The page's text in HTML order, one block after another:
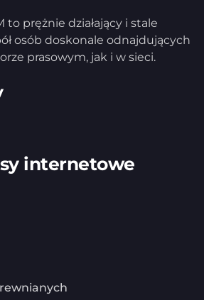
to prężnie działający i stale
osób doskonale odnajdujących
prasowym, jak i w sieci.
internetowe